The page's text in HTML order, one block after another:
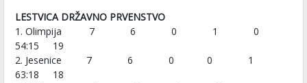
LESTVICA DRŽAVNO PRVENSTVO
1. Olimpija 7 6 0 1 0
54:15 19
2. Jesenice 7 6 0 0 1
63:18 18